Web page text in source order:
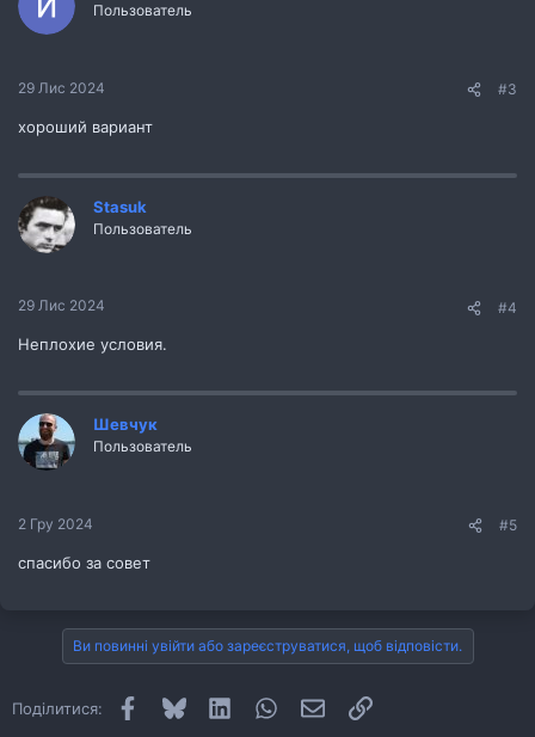
Пользователь
29 Лис 2024 #3
хороший вариант
Stasuk
Пользователь
29 Лис 2024 #4
Неплохие условия.
Шевчук
Пользователь
2 Гру 2024 #5
спасибо за совет
Ви повинні увійти або зареєструватися, щоб відповісти.
Поділитися: Facebook
Bluesky LinkedInWhatsApp
E-mailПосилання